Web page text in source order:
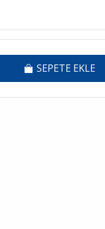
SEPETE EKLE